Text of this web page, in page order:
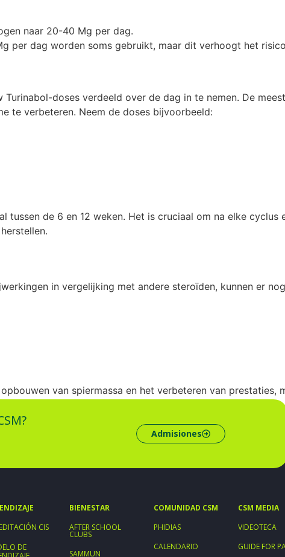
naar 20-40 Mg per dag.
per dag worden soms gebruikt, maar dit verhoogt het
doses verdeeld over de dag in te nemen. De
te verbeteren. Neem de doses bijvoorbeeld:
tussen de 6 en 12 weken. Het is cruciaal om na elke cyclus
in vergelijking met andere steroïden, kunnen er
van spiermassa en het verbeteren van prestaties,
bijwerkingen. Voordat u begint, is het raadzaam om uw
steroïden.
Admisiones
CIS
DE
BIENESTAR
AFTER SCHOOL
CLUBS
SAMMUN
COMUNIDAD CSM
PHIDIAS
CALENDARIO
CSM MEDIA
VIDEOTECA
GUIDE FOR